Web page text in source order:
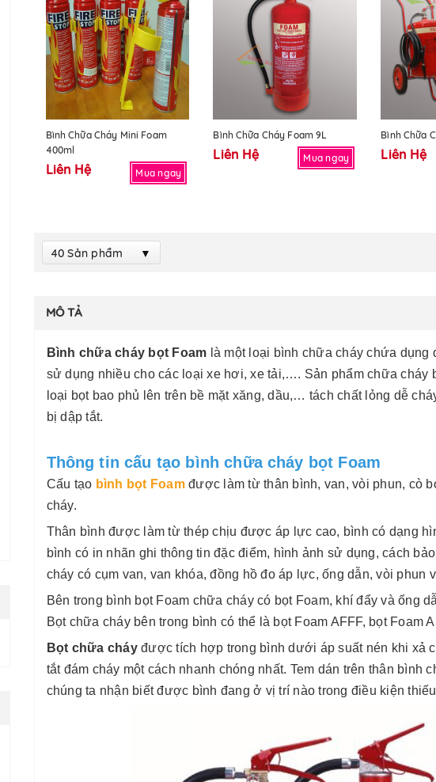
Bình Chữa Cháy Mini Foam
400ml
Liên Hệ Mua ngay
Bình Chữa Cháy Foam 9L
Liên Hệ Mua ngay
Bình Chữa
Liên Hệ
40 Sản phẩm
MÔ TẢ
Bình chữa cháy bọt Foam là một loại bình chữa cháy chứa
sử dụng nhiều cho các loại xe hơi, xe tải,…. Sản phẩm chữa cháy
loại bọt bao phủ lên trên bề mặt xăng, dầu,… tách chất lỏng dễ
bị dập tắt.
Thông tin cấu tạo bình chữa cháy bọt Foam
Cấu tạo bình bọt Foam được làm từ thân bình, van, vòi phun, cò
cháy.
Thân bình được làm từ thép chịu được áp lực cao, bình có dạng
bình có in nhãn ghi thông tin đặc điểm, hình ảnh sử dụng, cách
cháy có cụm van, van khóa, đồng hồ đo áp lực, ống dẫn, vòi phun
Bên trong bình bọt Foam chữa cháy có bọt Foam, khí đẩy và ống
Bọt chữa cháy bên trong bình có thể là bọt Foam AFFF, bọt Foam
Bọt chữa cháyđược tích hợp trong bình dưới áp suất nén khi xả
tắt đám cháy một cách nhanh chóng nhất. Tem dán trên thân bình
chúng ta nhận biết được bình đang ở vị trí nào trong điều kiện